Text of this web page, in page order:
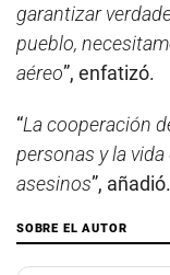
garantizar
pueblo,
aéreo”, enfatizó.
“La cooperación
personas y la
asesinos”, añadió.
SOBRE EL AUTOR